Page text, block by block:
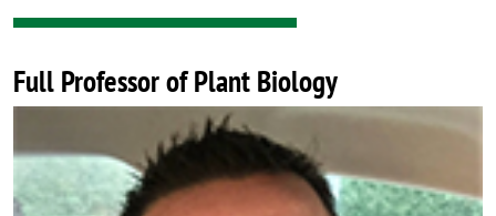
Full Professor of Plant Biology